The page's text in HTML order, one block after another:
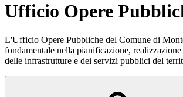
Ufficio Opere
L'Ufficio Opere Pubbliche del Comune di
fondamentale nella pianificazione,
delle infrastrutture e dei servizi pubblici del